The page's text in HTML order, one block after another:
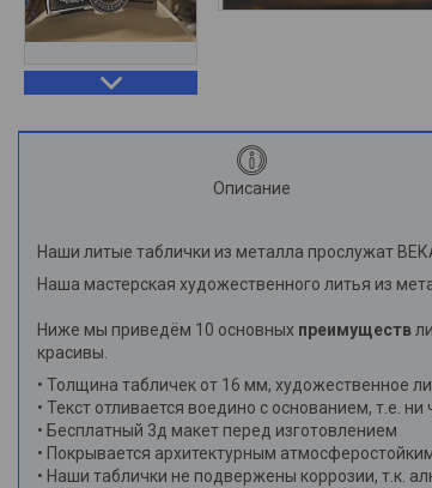
Описание
Наши литые таблички из металла прослужат
Наша мастерская художественного литья из
Ниже мы приведём 10 основных преимуществ
красивы.
• Толщина табличек от 16 мм, художественное
• Текст отливается воедино с основанием, т.е. ни
• Бесплатный 3д макет перед изготовлением
• Покрывается архитектурным
• Наши таблички не подвержены коррозии, т.к.